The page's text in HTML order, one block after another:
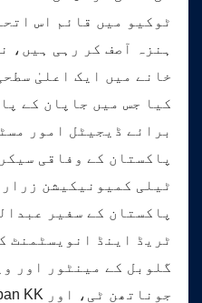
ٹوکیو میں قائم اس
ہنزہ آصف کر رہی ہیں،
خانے میں ایک اعلیٰ
کیا جس میں جاپان کے
برائے ڈیجیٹل امور
پاکستان کے وفاقی
ٹیلی کمیونیکیشن
پاکستان کے سفیر
گلوبل کے مینٹور اور